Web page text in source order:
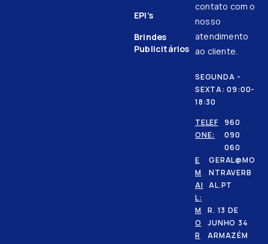
EPI’s
Brindes
Publicitários
contato com o
nosso
atendimento
ao cliente.
SEGUNDA -
SEXTA: 09:00-
18:30
TELEF
ONE:
960
090
060
E
M
AI
L:
GERAL@MO
NTRAVERB
AL.PT
M
O
R
R. 13 DE
JUNHO 34
ARMAZÉM